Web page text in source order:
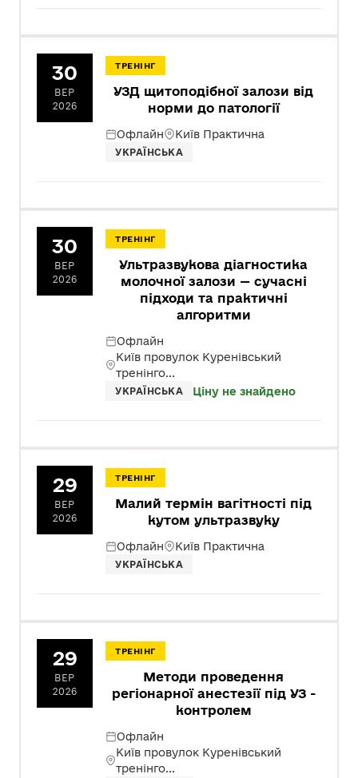
30
ВЕР
2026
ТРЕНІНГ
УЗД щитоподібної залози від
норми до патології
Офлайн Київ Практична
УКРАЇНСЬКА
30
ВЕР
2026
ТРЕНІНГ
Ультразвукова діагностика
молочної залози — сучасні
підходи та практичні
алгоритми
Офлайн
Київ провулок Куренівський
тренінго...
УКРАЇНСЬКА Ціну не знайдено
29
ВЕР
2026
ТРЕНІНГ
Малий термін вагітності під
кутом ультразвуку
Офлайн Київ Практична
УКРАЇНСЬКА
29
ВЕР
2026
ТРЕНІНГ
Методи проведення
регіонарної анестезії під УЗ -
контролем
Офлайн
Київ провулок Куренівський
тренінго...